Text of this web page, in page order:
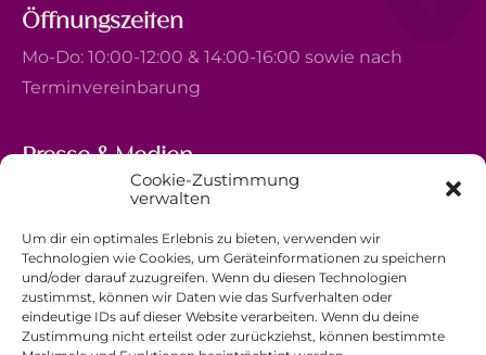
Cookie-Zustimmung
verwalten
Um dir ein optimales Erlebnis zu bieten, verwenden wir
Technologien wie Cookies, um Geräteinformationen zu speichern
und/oder darauf zuzugreifen. Wenn du diesen Technologien
zustimmst, können wir Daten wie das Surfverhalten oder
eindeutige IDs auf dieser Website verarbeiten. Wenn du deine
Zustimmung nicht erteilst oder zurückziehst, können bestimmte
Öffnungszeiten
Mo-Do: 10:00-12:00 & 14:00-16:00 sowie nach
Terminvereinbarung
Presse & Medien
5, avenue Marie-Thérèse
+352 44 743 340
comm@ewb.lu
Spenden